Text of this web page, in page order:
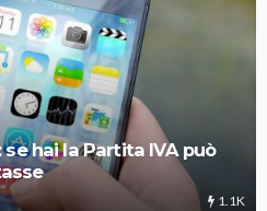
hai la Partita IVA può
1.1K